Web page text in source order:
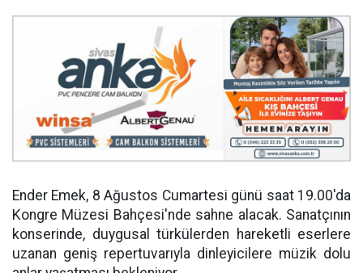
Ender Emek, 8 Ağustos Cumartesi günü saat 19.00'da
Kongre Müzesi Bahçesi'nde sahne alacak. Sanatçının
konserinde, duygusal türkülerden hareketli eserlere
uzanan geniş repertuvarıyla dinleyicilere müzik dolu